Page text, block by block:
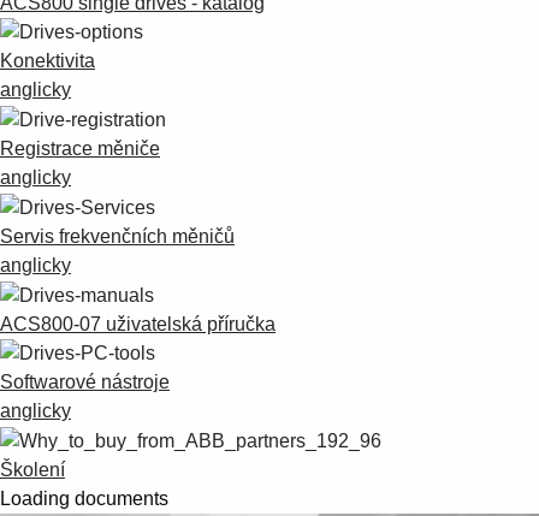
Konektivita
anglicky
Registrace měniče
anglicky
Servis frekvenčních měničů
anglicky
ACS800-07 uživatelská příručka
Softwarové nástroje
anglicky
Školení
Loading documents